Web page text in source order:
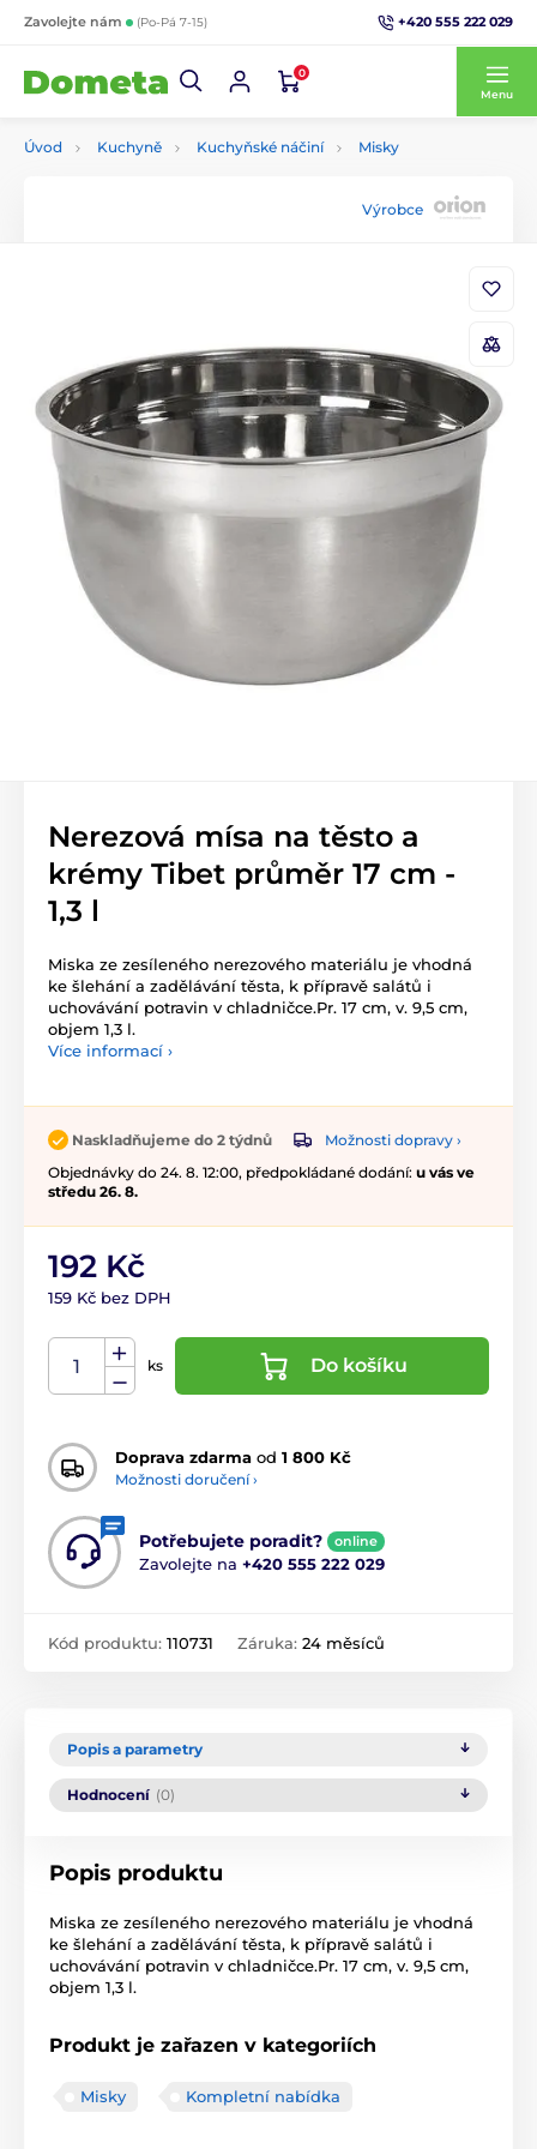
Zavolejte nám (Po-Pá 7-15) +420 555 222 029
0
Menu
Úvod Kuchyně Kuchyňské náčiní Misky
Výrobce
Nerezová mísa na těsto a
krémy Tibet průměr 17 cm -
1,3 l
Miska ze zesíleného nerezového materiálu je vhodná
ke šlehání a zadělávání těsta, k přípravě salátů i
uchovávání potravin v chladničce.Pr. 17 cm, v. 9,5 cm,
objem 1,3 l.
Více informací ›
Naskladňujeme do 2 týdnů
Možnosti dopravy ›
Objednávky do 24. 8. 12:00, předpokládané dodání: u vás ve
středu 26. 8.
192 Kč
159 Kč bez DPH
ks Do košíku
Doprava zdarma od 1 800 Kč
Možnosti doručení ›
Potřebujete poradit? online
Zavolejte na +420 555 222 029
Kód produktu: 110731 Záruka: 24 měsíců
Popis a parametry
Hodnocení (0)
Popis produktu
Miska ze zesíleného nerezového materiálu je vhodná
ke šlehání a zadělávání těsta, k přípravě salátů i
uchovávání potravin v chladničce.Pr. 17 cm, v. 9,5 cm,
objem 1,3 l.
Produkt je zařazen v kategoriích
Misky Kompletní nabídka